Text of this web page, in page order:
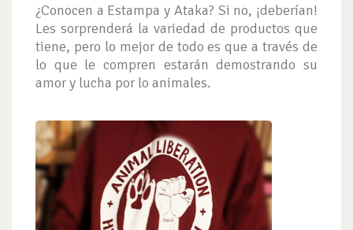
¿Conocen a Estampa y Ataka? Si no, ¡deberían!
Les sorprenderá la variedad de productos que
tiene, pero lo mejor de todo es que a través de
lo que le compren estarán demostrando su
amor y lucha por lo animales.